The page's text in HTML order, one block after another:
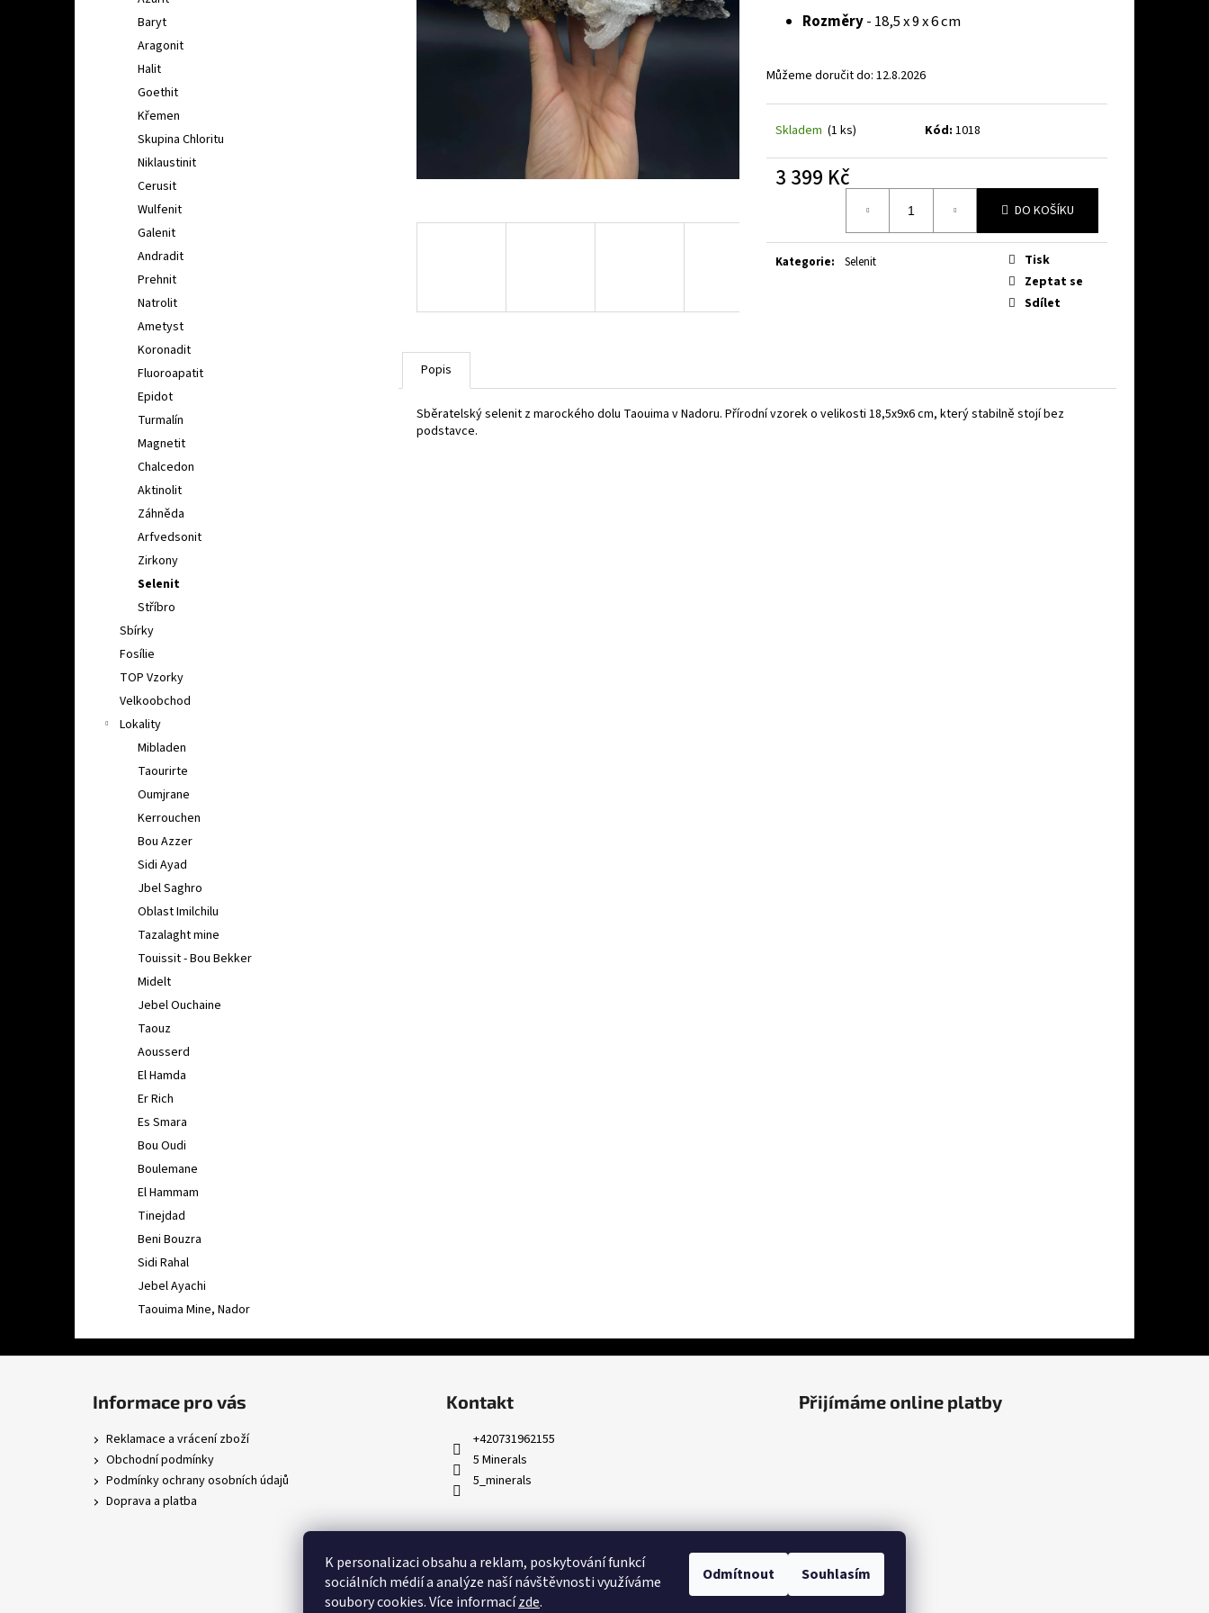
K personalizaci obsahu a reklam, poskytování funkcí
sociálních médií a analýze naší návštěvnosti využíváme
soubory cookies. Více informacízde.
Odmítnout Souhlasím
Baryt
Aragonit
Halit
Goethit
Křemen
Skupina Chloritu
Niklaustinit
Cerusit
Wulfenit
Galenit
Andradit
Prehnit
Natrolit
Ametyst
Koronadit
Fluoroapatit
Epidot
Turmalín
Magnetit
Chalcedon
Aktinolit
Záhněda
Arfvedsonit
Zirkony
Selenit
Stříbro
Sbírky
Fosílie
TOP Vzorky
Velkoobchod
Lokality
Mibladen
Taourirte
Oumjrane
Kerrouchen
Bou Azzer
Sidi Ayad
Jbel Saghro
Oblast Imilchilu
Tazalaght mine
Touissit - Bou Bekker
Midelt
Jebel Ouchaine
Taouz
Aousserd
El Hamda
Er Rich
Es Smara
Bou Oudi
Boulemane
El Hammam
Tinejdad
Beni Bouzra
Sidi Rahal
Jebel Ayachi
Taouima Mine, Nador
Rozměry- 18,5 x 9 x 6 cm
Můžeme doručit do: 12.8.2026
Skladem (1 ks) Kód: 1018
3 399 Kč
DO KOŠÍKU
Kategorie: Selenit
Tisk
Zeptat se
Sdílet
Popis
Sběratelský selenit z marockého dolu Taouima v Nadoru. Přírodní vzorek o velikosti 18,5x9x6 cm, který stabilně stojí bez
podstavce.
Informace pro vás
Reklamace a vrácení zboží
Obchodní podmínky
Podmínky ochrany osobních údajů
Doprava a platba
Kontakt
+420731962155
5 Minerals
5_minerals
Přijímáme online platby